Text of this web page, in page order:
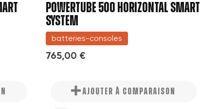
POWERTUBE 500 HORIZONTAL SMART
SYSTEM
batteries-consoles
765,00 €
AJOUTER À COMPARAISON